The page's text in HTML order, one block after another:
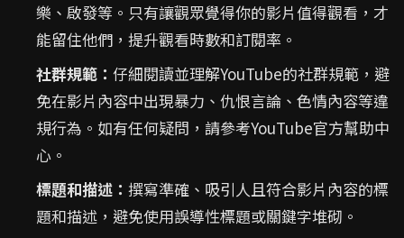
樂、啟發等。只有讓觀眾覺得你的影片值得觀看，才
能留住他們，提升觀看時數和訂閱率。
社群規範： 仔細閱讀並理解YouTube的社群規範，避
免在影片內容中出現暴力、仇恨言論、色情內容等違
規行為。如有任何疑問，請參考YouTube官方幫助中
心。
標題和描述： 撰寫準確、吸引人且符合影片內容的標
題和描述，避免使用誤導性標題或關鍵字堆砌。